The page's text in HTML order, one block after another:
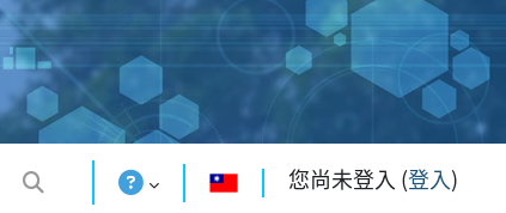
您尚未登入 (登入)